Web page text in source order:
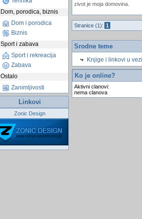
Dom, porodica, biznis
Dom i porodica
Biznis
Sport i zabava
Sport i rekreacija
Zabava
Ostalo
Zanimljivosti
Linkovi
Zonic Design
zivot je moja domovina.
Stranice (1): 1
Srodne teme
Knjige i linkovi u
Ko je online?
Aktivni clanovi:
nema clanova